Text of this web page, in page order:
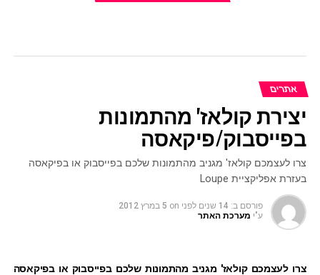
אתרים
יצירת קולאז' מהתמונות
בפייסבוק/פיקאסה
צרו לעצמכם קולאז' מגניב מהתמונות שלכם בפייסבוק או בפיקאסה
בעזרת אפליקציית Loupe
פורסם ב: 14 שנים לפני on 5 במרץ 2012
ע"י מערכת האתר
צרו לעצמכם קולאז' מגניב מהתמונות שלכם בפייסבוק או בפיקאסה